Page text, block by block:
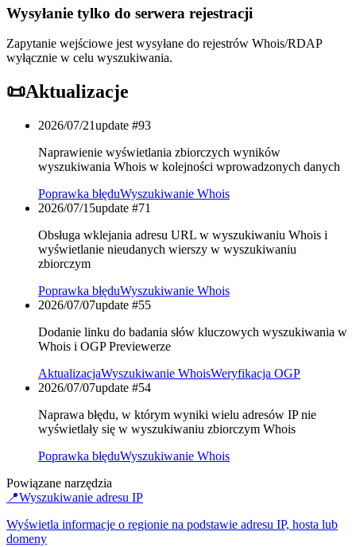
Wysyłanie tylko do serwera rejestracji
Zapytanie wejściowe jest wysyłane do rejestrów Whois/RDAP
wyłącznie w celu wyszukiwania.
📜Aktualizacje
2026/07/21update #93
Naprawienie wyświetlania zbiorczych wyników
wyszukiwania Whois w kolejności wprowadzonych danych
Poprawka błęduWyszukiwanie Whois
2026/07/15update #71
Obsługa wklejania adresu URL w wyszukiwaniu Whois i
wyświetlanie nieudanych wierszy w wyszukiwaniu
zbiorczym
Poprawka błęduWyszukiwanie Whois
2026/07/07update #55
Dodanie linku do badania słów kluczowych wyszukiwania w
Whois i OGP Previewerze
AktualizacjaWyszukiwanie WhoisWeryfikacja OGP
2026/07/07update #54
Naprawa błędu, w którym wyniki wielu adresów IP nie
wyświetlały się w wyszukiwaniu zbiorczym Whois
Poprawka błęduWyszukiwanie Whois
Powiązane narzędzia
📍Wyszukiwanie adresu IP
Wyświetla informacje o regionie na podstawie adresu IP, hosta lub
domeny